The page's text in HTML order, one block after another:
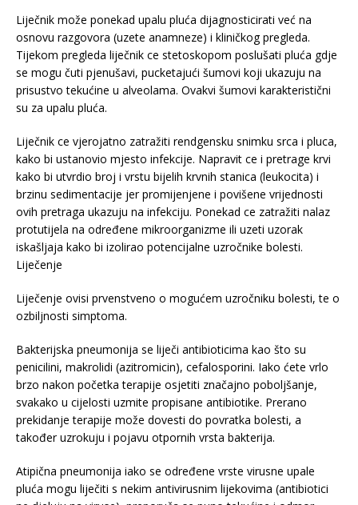
Liječnik može ponekad upalu pluća dijagnosticirati već na
osnovu razgovora (uzete anamneze) i kliničkog pregleda.
Tijekom pregleda liječnik ce stetoskopom poslušati pluća gdje
se mogu čuti pjenušavi, pucketajući šumovi koji ukazuju na
prisustvo tekućine u alveolama. Ovakvi šumovi karakteristični
su za upalu pluća.
Liječnik ce vjerojatno zatražiti rendgensku snimku srca i pluca,
kako bi ustanovio mjesto infekcije. Napravit ce i pretrage krvi
kako bi utvrdio broj i vrstu bijelih krvnih stanica (leukocita) i
brzinu sedimentacije jer promijenjene i povišene vrijednosti
ovih pretraga ukazuju na infekciju. Ponekad ce zatražiti nalaz
protutijela na određene mikroorganizme ili uzeti uzorak
iskašljaja kako bi izolirao potencijalne uzročnike bolesti.
Liječenje
Liječenje ovisi prvenstveno o mogućem uzročniku bolesti, te o
ozbiljnosti simptoma.
Bakterijska pneumonija se liječi antibioticima kao što su
penicilini, makrolidi (azitromicin), cefalosporini. Iako ćete vrlo
brzo nakon početka terapije osjetiti značajno poboljšanje,
svakako u cijelosti uzmite propisane antibiotike. Prerano
prekidanje terapije može dovesti do povratka bolesti, a
također uzrokuju i pojavu otpornih vrsta bakterija.
Atipična pneumonija iako se određene vrste virusne upale
pluća mogu liječiti s nekim antivirusnim lijekovima (antibiotici